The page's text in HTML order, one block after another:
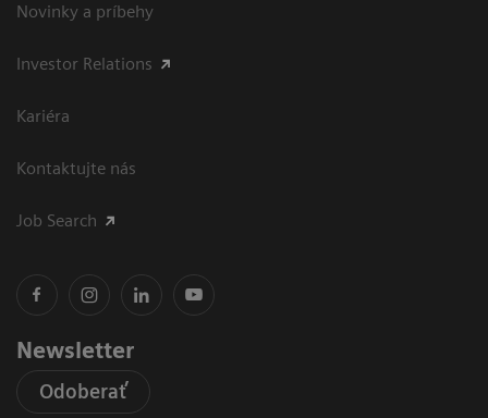
Novinky a príbehy
Investor Relations
Kariéra
Kontaktujte nás
Job Search
Newsletter
Odoberať